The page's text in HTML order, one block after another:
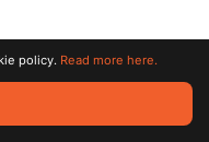
reserved. All trademarks
policy. Read more here.